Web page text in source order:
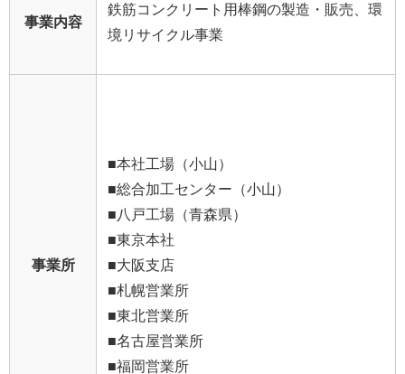
事業内容
鉄筋コンクリート用棒鋼の製造・販売、環
境リサイクル事業
事業所
■本社工場（小山）
■総合加工センター（小山）
■八戸工場（青森県）
■東京本社
■大阪支店
■札幌営業所
■東北営業所
■名古屋営業所
■福岡営業所